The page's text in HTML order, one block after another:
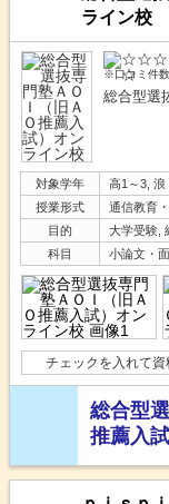
ライン校
※口コミ件
総合型選
対象学年
高1～3, 浪
授業形式
通信教育
目的
大学受験,
科目
小論文・
チェックを入れて資
総合型
推薦入